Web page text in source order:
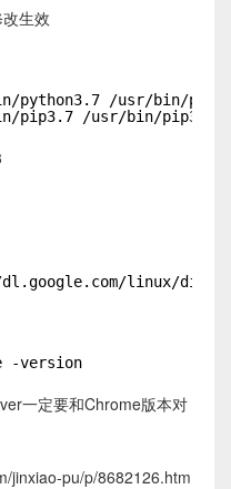
生效
python3.7
/usr/bin/
pip3.7 /usr/bin/pip3
.google.com/linux/direct/
-version
一定要和Chrome版本对
jinxiao-pu/p/8682126.htm